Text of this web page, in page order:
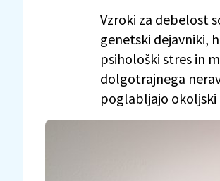
Vzroki za debelost
genetski dejavniki,
psihološki stres in
dolgotrajnega
poglabljajo okoljski